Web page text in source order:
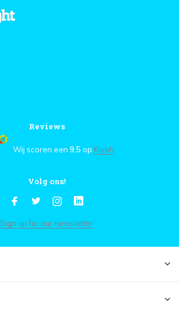
Reviews
Wij scoren een 9,5 op Kiyoh
Volg ons!
Sign up for our newsletter